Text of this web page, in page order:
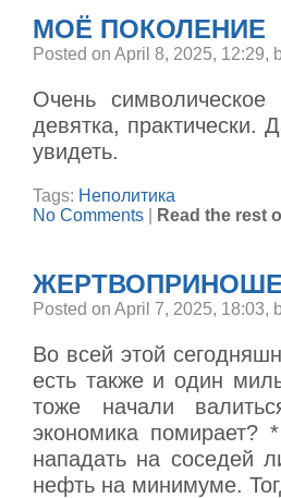
МОЁ ПОКОЛЕНИЕ
Posted on April 8, 2025, 12:29,
Очень
девятка, практически.
увидеть.
Tags: Неполитика
No Comments
Read the rest
Posted on April 7, 2025, 18:03,
Во всей этой
есть также и один
тоже начали
экономика
нападать на соседей
нефть на минимуме.